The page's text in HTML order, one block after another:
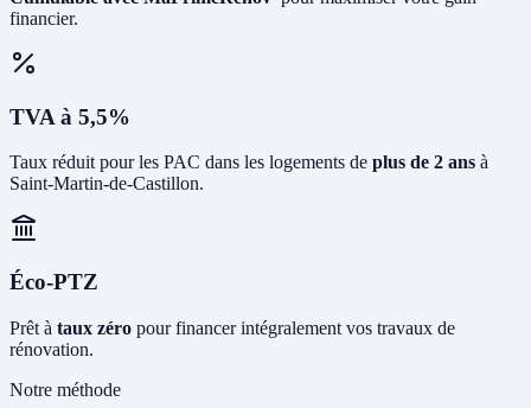
financier.
TVA à 5,5%
Taux réduit pour les PAC dans les logements de plus de 2 ans à
Saint-Martin-de-Castillon.
Éco-PTZ
Prêt à taux zéro pour financer intégralement vos travaux de
rénovation.
Notre méthode